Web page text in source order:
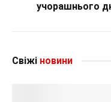
учорашнього
Свіжі новини